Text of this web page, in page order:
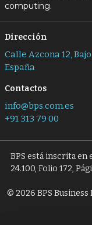
computing.
Dirección
Calle Azcona 12,
España
Contactos
info@bps.com.es
+91 313 79 00
BPS está inscrita
24.100, Folio 172,
© 2026 BPS Business